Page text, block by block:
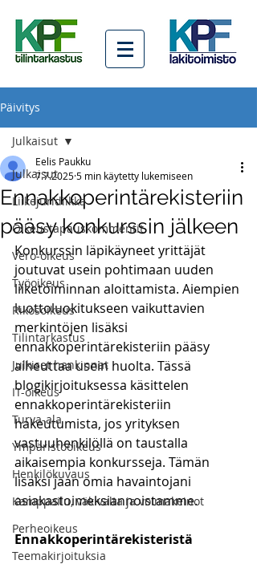
Päivitys
Julkaisut
Liikejuridiikka
Oikeustapauskommentit
Vero-oikeus
Työoikeus
Rikosoikeus
Tilintarkastus
Julkiset hankinnat
IT-oikeus
Turva-ala
Ympäristöoikeus
Henkilökuvaus
Kamppailu, väkivalta ja voimakeinot
Perheoikeus
Teemakirjoituksia
Julkaisut
Ennakkoperintärekisteriin
pääsy konkurssin jälkeen
Eelis Paukku
7.7.20255 min käytetty lukemiseen
Konkurssin läpikäyneet yrittäjät
joutuvat usein pohtimaan uuden
liiketoiminnan aloittamista. Aiempien
luottoluokitukseen vaikuttavien
merkintöjen lisäksi
ennakkoperintärekisteriin pääsy
aiheuttaa usein huolta. Tässä
blogikirjoituksessa käsittelen
ennakkoperintärekisteriin
hakeutumista, jos yrityksen
vastuuhenkilöllä on taustalla
aikaisempia konkursseja. Tämän
lisäksi jaan omia havaintojani
asiakastoimeksiannoistamme.
Ennakkoperintärekisteristä